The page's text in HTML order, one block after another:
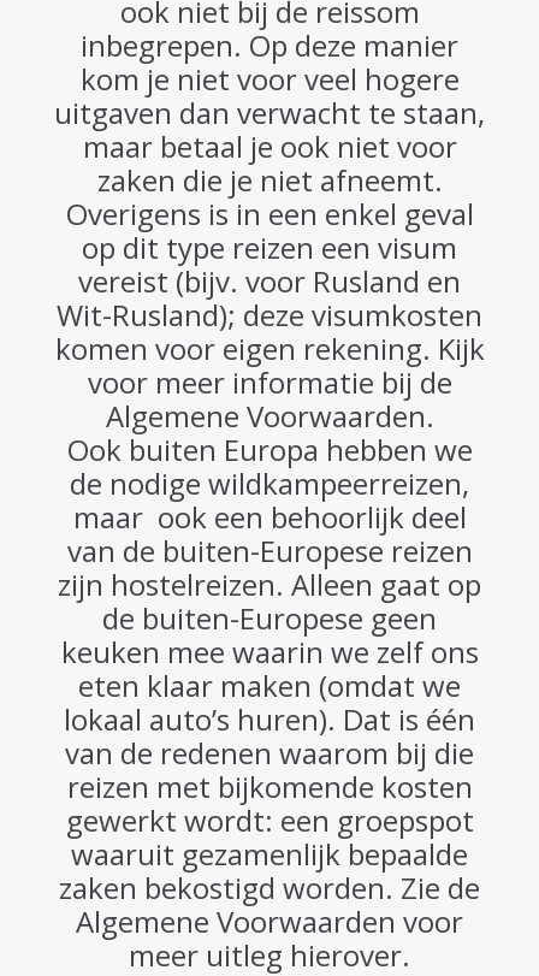
ook niet bij de reissom
inbegrepen. Op deze manier
kom je niet voor veel hogere
uitgaven dan verwacht te staan,
maar betaal je ook niet voor
zaken die je niet afneemt.
Overigens is in een enkel geval
op dit type reizen een visum
vereist (bijv. voor Rusland en
Wit-Rusland); deze visumkosten
komen voor eigen rekening. Kijk
voor meer informatie bij de
Algemene Voorwaarden.
Ook buiten Europa hebben we
de nodige wildkampeerreizen,
maar ook een behoorlijk deel
van de buiten-Europese reizen
zijn hostelreizen. Alleen gaat op
de buiten-Europese geen
keuken mee waarin we zelf ons
eten klaar maken (omdat we
lokaal auto’s huren). Dat is één
van de redenen waarom bij die
reizen met bijkomende kosten
gewerkt wordt: een groepspot
waaruit gezamenlijk bepaalde
zaken bekostigd worden. Zie de
Algemene Voorwaarden voor
meer uitleg hierover.